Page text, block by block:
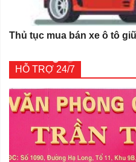
Thủ tục mua bán xe ô tô
HỖ TRỢ 24/7